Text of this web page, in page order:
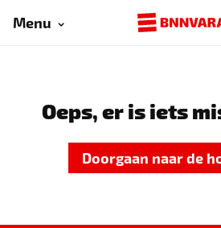
Menu
Oeps, er is iets
Doorgaan naar de